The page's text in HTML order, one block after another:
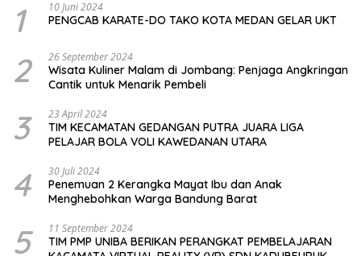
1 10 Juni 2024
PENGCAB KARATE-DO TAKO KOTA MEDAN GELAR UKT
2 26 September 2024
Wisata Kuliner Malam di Jombang: Penjaga Angkringan
Cantik untuk Menarik Pembeli
3 23 April 2024
TIM KECAMATAN GEDANGAN PUTRA JUARA LIGA
PELAJAR BOLA VOLI KAWEDANAN UTARA
4 30 Juli 2024
Penemuan 2 Kerangka Mayat Ibu dan Anak
Menghebohkan Warga Bandung Barat
5 11 September 2024
TIM PMP UNIBA BERIKAN PERANGKAT PEMBELAJARAN